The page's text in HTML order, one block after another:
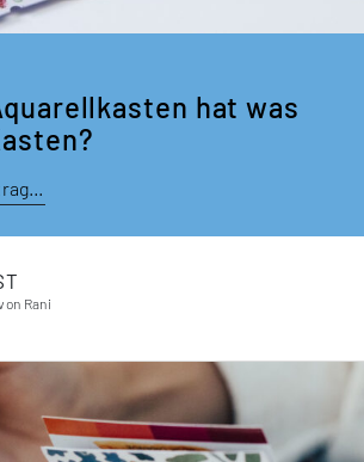
hat was
Rani